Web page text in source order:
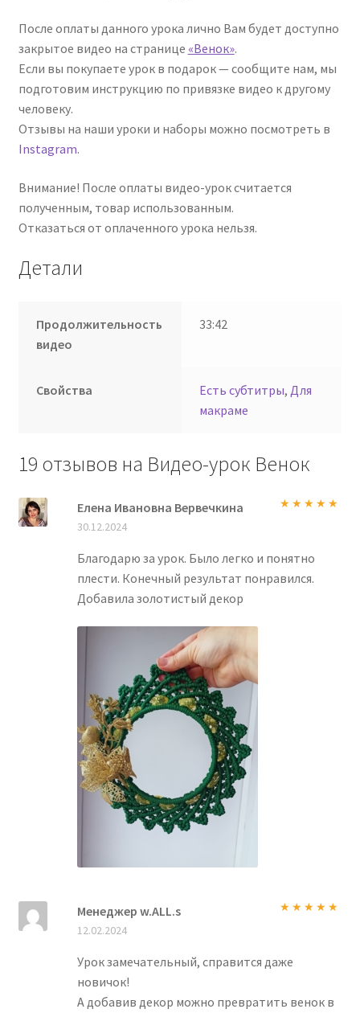
После оплаты данного урока лично Вам будет доступно
закрытое видео на странице «Венок».
Если вы покупаете урок в подарок — сообщите нам, мы
подготовим инструкцию по привязке видео к другому
человеку.
Отзывы на наши уроки и наборы можно посмотреть в
Instagram.
Внимание! После оплаты видео-урок считается
полученным, товар использованным.
Отказаться от оплаченного урока нельзя.
Детали
Продолжительность
видео
33:42
Свойства Есть субтитры,Для
макраме
19 отзывов на Видео-урок Венок
Елена Ивановна Вервечкина
30.12.2024
Благодарю за урок. Было легко и понятно
плести. Конечный результат понравился.
Добавила золотистый декор
Менеджер w.ALL.s
12.02.2024
Урок замечательный, справится даже
новичок!
А добавив декор можно превратить венок в